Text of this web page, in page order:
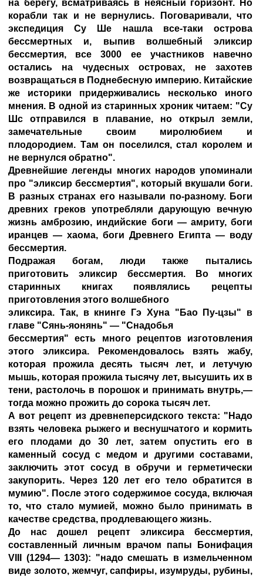
на берегу, всматриваясь в неясный горизонт. Но
корабли так и не вернулись. Поговаривали, что
экспедиция Су Ше нашла все-таки острова
бессмертных и, выпив волшебный эликсир
бессмертия, все 3000 ее участников навечно
остались на чудесных островах, не захотев
возвращаться в Поднебесную империю. Китайские
же историки придерживались несколько иного
мнения. В одной из старинных хроник читаем: "Су
Шс отправился в плавание, но открыл земли,
замечательные своим миролюбием и
плодородием. Там он поселился, стал королем и
не вернулся обратно".
Древнейшие легенды многих народов упоминали
про "эликсир бессмертия", который вкушали боги.
В разных странах его называли по-разному. Боги
древних греков употребляли дарующую вечную
жизнь амброзию, индийские боги — амриту, боги
иранцев — хаома, боги Древнего Египта — воду
бессмертия.
Подражая богам, люди также пытались
приготовить эликсир бессмертия. Во многих
старинных книгах появлялись рецепты
приготовления этого волшебного
эликсира. Так, в книнге Гэ Хуна "Бао Пу-цзы" в
главе "Сянь-яонянь" — "Снадобья
бессмертия" есть много рецептов изготовления
этого эликсира. Рекомендовалось взять жабу,
которая прожила десять тысяч лет, и летучую
мышь, которая прожила тысячу лет, высушить их в
тени, растолочь в порошок и принимать внутрь,—
тогда можно прожить до сорока тысяч лет.
А вот рецепт из древнеперсидского текста: "Надо
взять человека рыжего и веснушчатого и кормить
его плодами до 30 лет, затем опустить его в
каменный сосуд с медом и другими составами,
заключить этот сосуд в обручи и герметически
закупорить. Через 120 лет его тело обратится в
мумию". После этого содержимое сосуда, включая
то, что стало мумией, можно было принимать в
качестве средства, продлевающего жизнь.
До нас дошел рецепт эликсира бессмертия,
составленный личным врачом папы Бонифация
VIII (1294— 1303): "надо смешать в измельченном
виде золото, жемчуг, сапфиры, изумруды, рубины,